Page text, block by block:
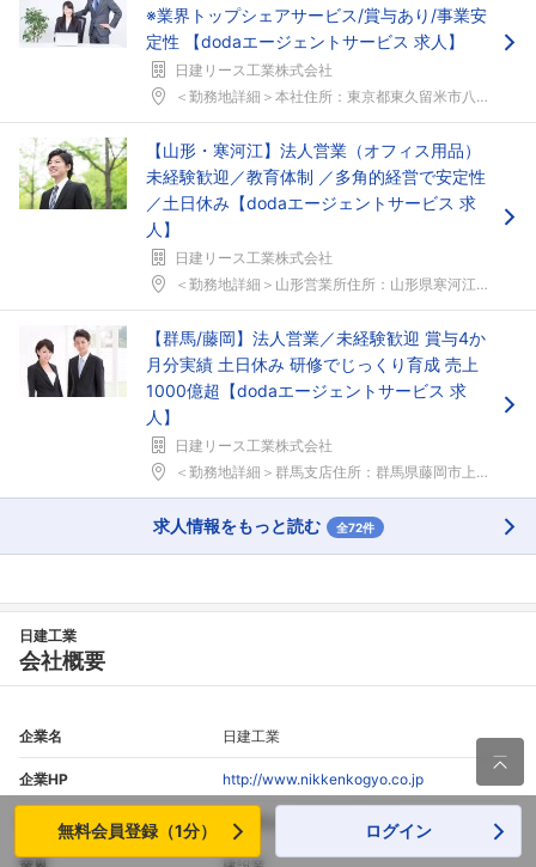
※業界トップシェアサービス/賞与あり/事業安
定性 【dodaエージェントサービス 求人】
日建リース工業株式会社
＜勤務地詳細＞本社住所：東京都東久留米市八幡町2-...
【山形・寒河江】法人営業（オフィス用品）
未経験歓迎／教育体制 ／多角的経営で安定性
／土日休み【dodaエージェントサービス 求
人】
日建リース工業株式会社
＜勤務地詳細＞山形営業所住所：山形県寒河江市中央工...
【群馬/藤岡】法人営業／未経験歓迎 賞与4か
月分実績 土日休み 研修でじっくり育成 売上
1000億超【dodaエージェントサービス 求
人】
日建リース工業株式会社
＜勤務地詳細＞群馬支店住所：群馬県藤岡市上大塚11...
求人情報をもっと読む 全72件
日建工業
会社概要
企業名 日建工業
企業HP http://www.nikkenkogyo.co.jp
宮城県仙台市青葉区二日町16-9

無料会員登録（1分） ログイン